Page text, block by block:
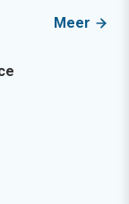
Meer